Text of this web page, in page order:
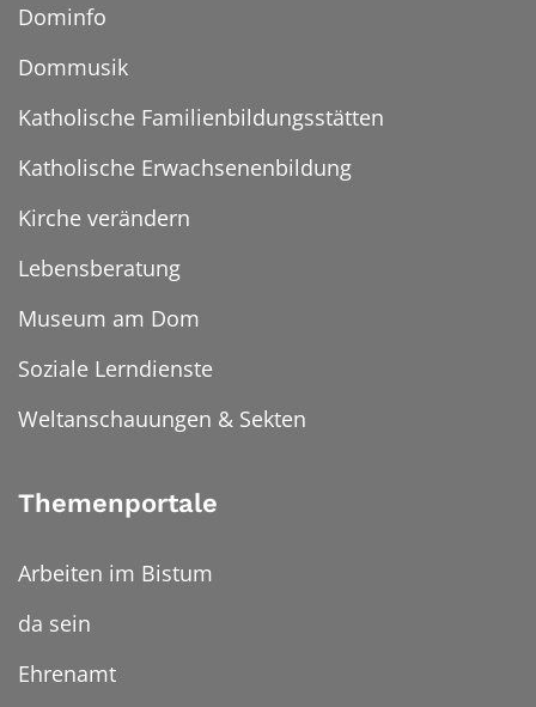
Dominfo
Dommusik
Katholische Familienbildungsstätten
Katholische Erwachsenenbildung
Kirche verändern
Lebensberatung
Museum am Dom
Soziale Lerndienste
Weltanschauungen & Sekten
Themenportale
Arbeiten im Bistum
da sein
Ehrenamt